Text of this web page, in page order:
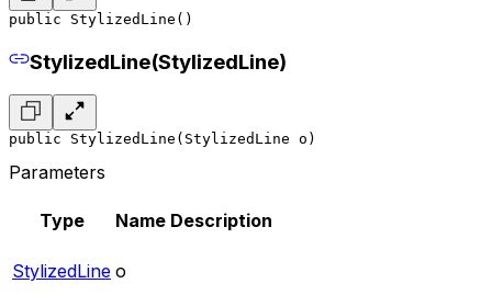
public StylizedLine()
StylizedLine(StylizedLine)
public StylizedLine(StylizedLine o)
Parameters
Type Name Description
StylizedLine o